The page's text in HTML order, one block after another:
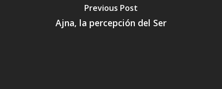
Previous Post
Ajna, la percepción del Ser